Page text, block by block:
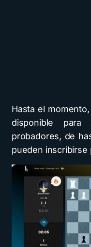
Hasta el
disponible
probadores, de
pueden inscribirse